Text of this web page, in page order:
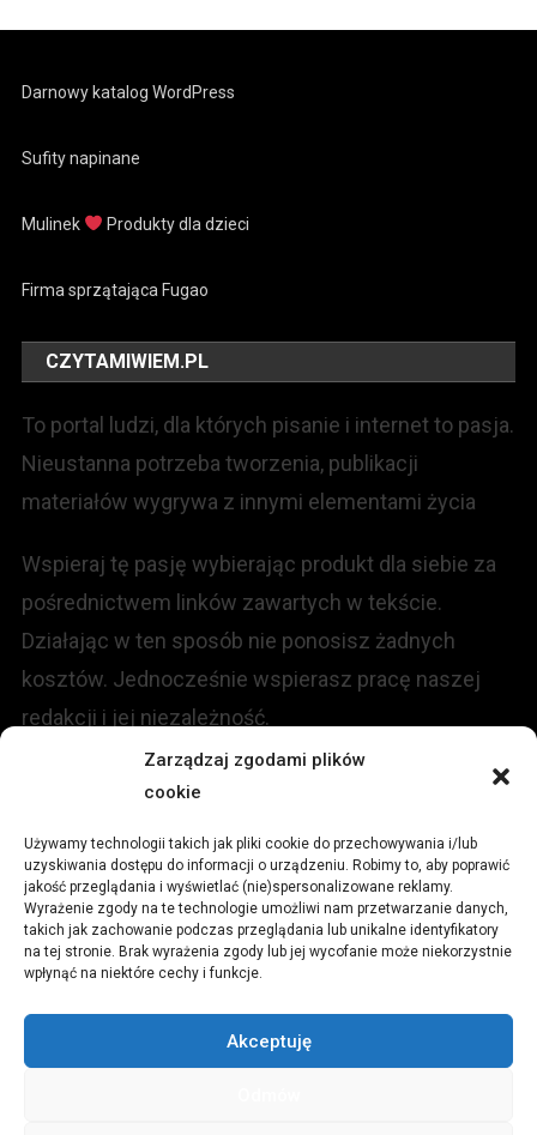
Zarządzaj zgodami plików
cookie
Używamy technologii takich jak pliki cookie do przechowywania i/lub
uzyskiwania dostępu do informacji o urządzeniu. Robimy to, aby poprawić
jakość przeglądania i wyświetlać (nie)spersonalizowane reklamy.
Wyrażenie zgody na te technologie umożliwi nam przetwarzanie danych,
takich jak zachowanie podczas przeglądania lub unikalne identyfikatory
na tej stronie. Brak wyrażenia zgody lub jej wycofanie może niekorzystnie
wpłynąć na niektóre cechy i funkcje.
Akceptuję
Darnowy katalog WordPress
Sufity napinane
Mulinek Produkty dla dzieci
Firma sprzątająca Fugao
CZYTAMIWIEM.PL
To portal ludzi, dla których pisanie i internet to pasja.
Nieustanna potrzeba tworzenia, publikacji
materiałów wygrywa z innymi elementami życia
Wspieraj tę pasję wybierając produkt dla siebie za
pośrednictwem linków zawartych w tekście.
Działając w ten sposób nie ponosisz żadnych
kosztów. Jednocześnie wspierasz pracę naszej
redakcji i jej niezależność.
Redakcja portalu:
ul.Stara 13, 42-600 Tarnowskie Góry
TEL:+48 509 547 822
redakcja@czytamiwiem.pl